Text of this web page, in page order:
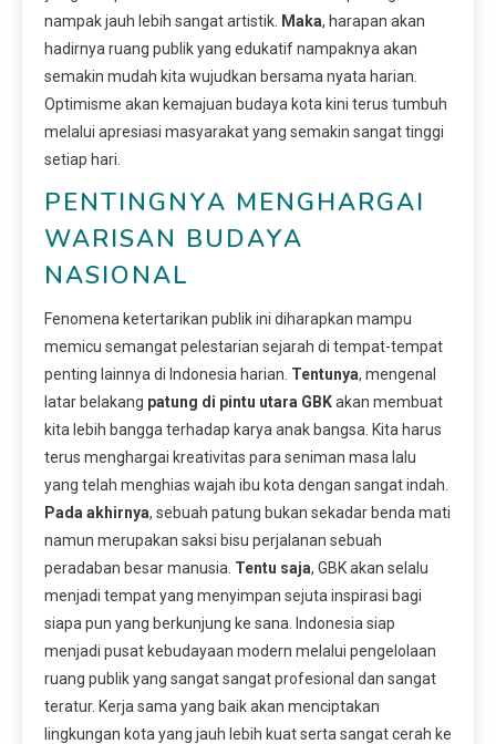
nampak jauh lebih sangat artistik. Maka, harapan akan
hadirnya ruang publik yang edukatif nampaknya akan
semakin mudah kita wujudkan bersama nyata harian.
Optimisme akan kemajuan budaya kota kini terus tumbuh
melalui apresiasi masyarakat yang semakin sangat tinggi
setiap hari.
PENTINGNYA MENGHARGAI
WARISAN BUDAYA
NASIONAL
Fenomena ketertarikan publik ini diharapkan mampu
memicu semangat pelestarian sejarah di tempat-tempat
penting lainnya di Indonesia harian. Tentunya, mengenal
latar belakang patung di pintu utara GBKakan membuat
kita lebih bangga terhadap karya anak bangsa. Kita harus
terus menghargai kreativitas para seniman masa lalu
yang telah menghias wajah ibu kota dengan sangat indah.
Pada akhirnya, sebuah patung bukan sekadar benda mati
namun merupakan saksi bisu perjalanan sebuah
peradaban besar manusia. Tentu saja, GBK akan selalu
menjadi tempat yang menyimpan sejuta inspirasi bagi
siapa pun yang berkunjung ke sana. Indonesia siap
menjadi pusat kebudayaan modern melalui pengelolaan
ruang publik yang sangat sangat profesional dan sangat
teratur. Kerja sama yang baik akan menciptakan
lingkungan kota yang jauh lebih kuat serta sangat cerah ke